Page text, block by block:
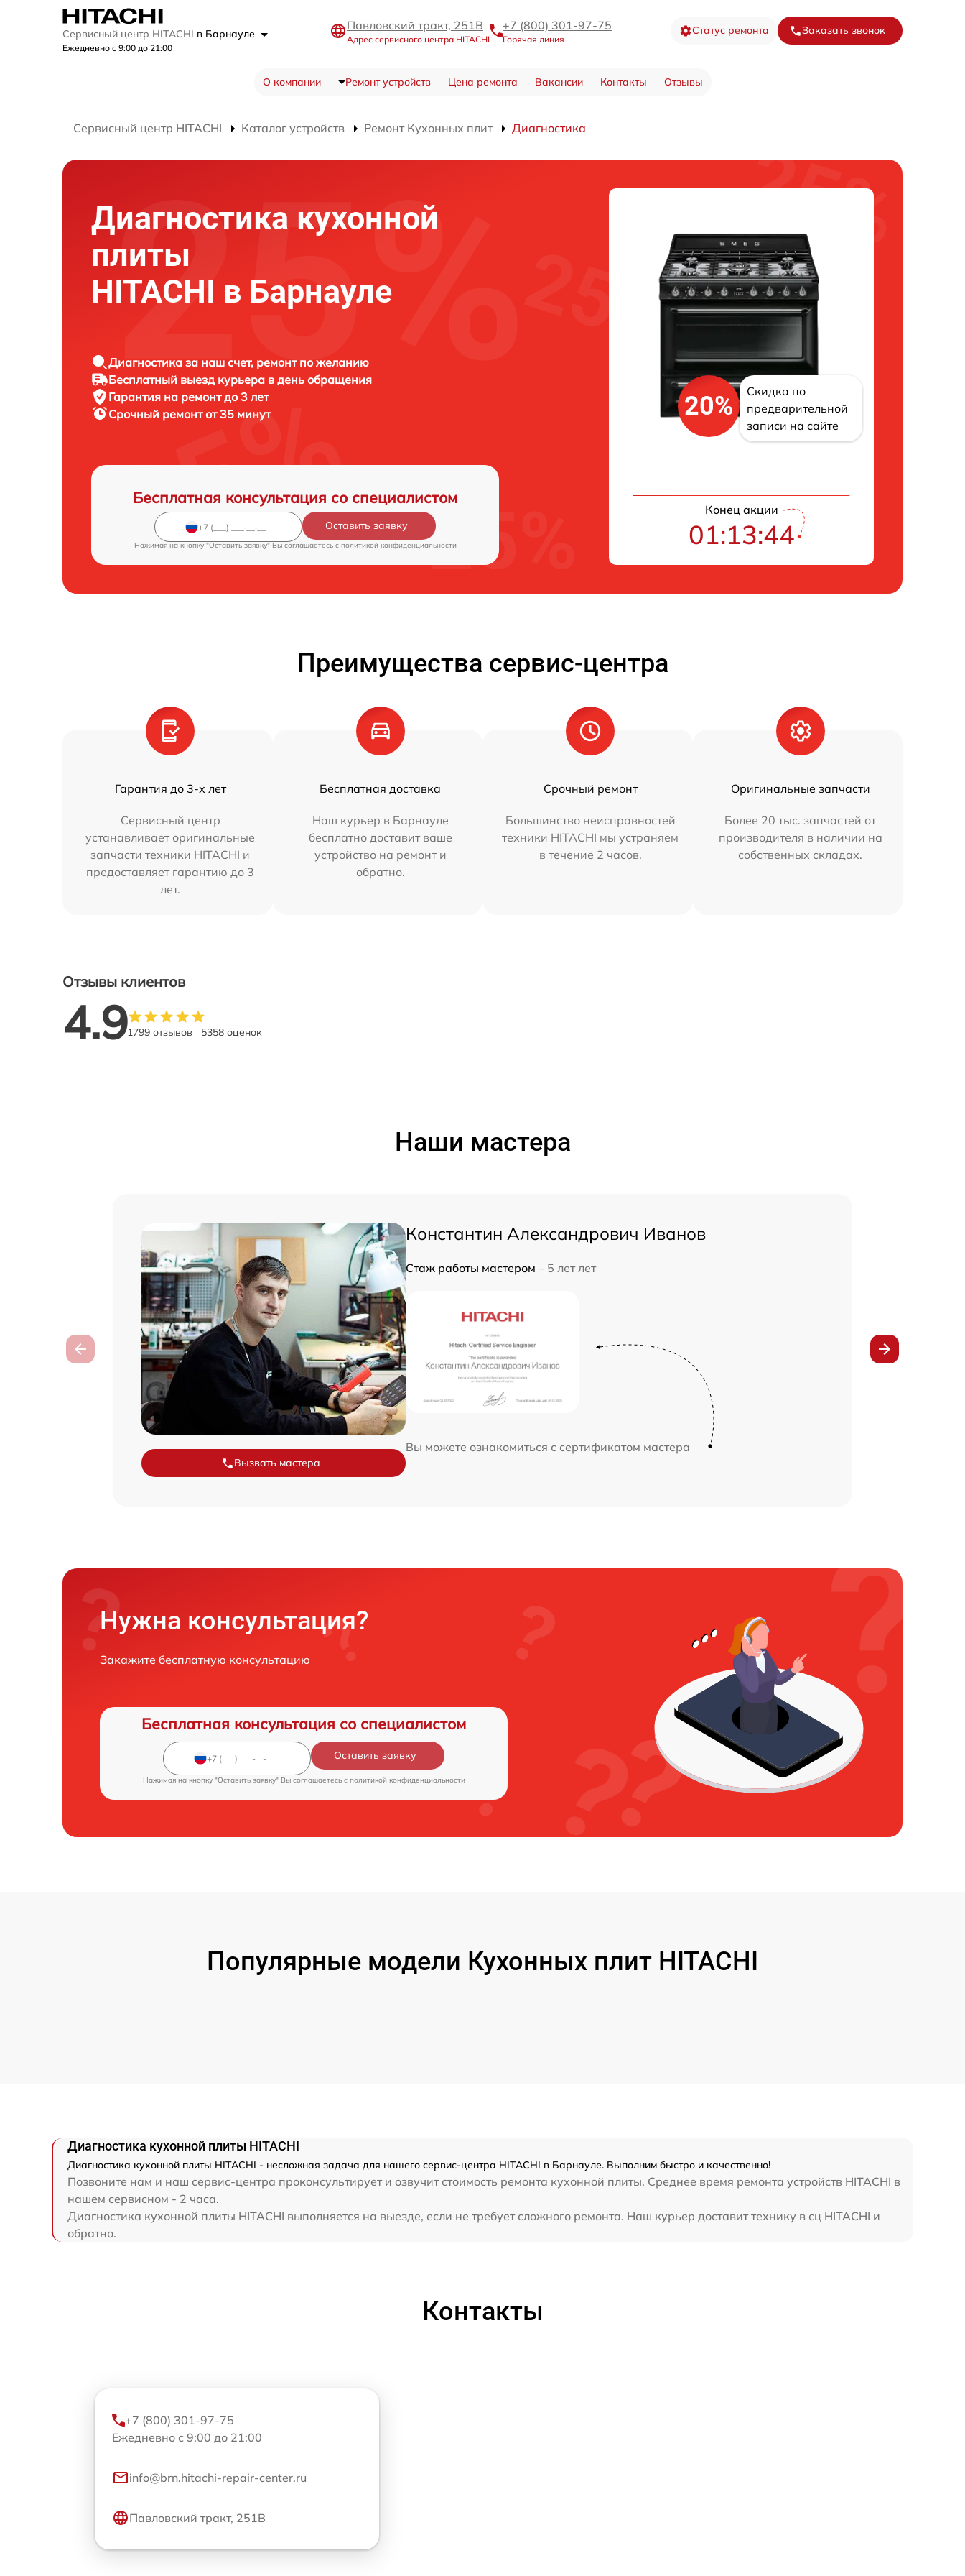
Сервисный центр HITACHI в Барнауле
Ежедневно с 9:00 до 21:00
Павловский тракт, 251В
Адрес сервисного центра HITACHI
+7 (800) 301-97-75
Горячая линия
Статус ремонта Заказать звонок
О компании Ремонт устройств Цена ремонта Вакансии Контакты Отзывы
Сервисный центр HITACHI Каталог устройств Ремонт Кухонных плит Диагностика
Диагностика кухонной
плиты
HITACHI в Барнауле
Диагностика за наш счет, ремонт по желанию
Бесплатный выезд курьера в день обращения
Гарантия на ремонт до 3 лет
Срочный ремонт от 35 минут
Бесплатная консультация со специалистом
Оставить заявку
Нажимая на кнопку "Оставить заявку" Вы соглашаетесь c политикой конфиденциальности
20%
Скидка по
предварительной
записи на сайте
Конец акции
01:13:43
Преимущества сервис-центра
Гарантия до 3-х лет
Сервисный центр
устанавливает оригинальные
запчасти техники HITACHI и
предоставляет гарантию до 3
лет.
Бесплатная доставка
Наш курьер в Барнауле
бесплатно доставит ваше
устройство на ремонт и
обратно.
Срочный ремонт
Большинство неисправностей
техники HITACHI мы устраняем
в течение 2 часов.
Оригинальные запчасти
Более 20 тыс. запчастей от
производителя в наличии на
собственных складах.
Отзывы клиентов
4.91799 отзывов 5358 оценок
Наши мастера
Вызвать мастера
Константин Александрович Иванов
Стаж работы мастером – 5 лет лет
Вы можете ознакомиться с сертификатом мастера
Нужна консультация?
Закажите бесплатную консультацию
Бесплатная консультация со специалистом
Оставить заявку
Нажимая на кнопку "Оставить заявку" Вы соглашаетесь c политикой конфиденциальности
Популярные модели Кухонных плит HITACHI
Диагностика кухонной плиты HITACHI
Диагностика кухонной плиты HITACHI - несложная задача для нашего сервис-центра HITACHI в Барнауле. Выполним быстро и качественно!
Позвоните нам и наш сервис-центра проконсультирует и озвучит стоимость ремонта кухонной плиты. Среднее время ремонта устройств HITACHI в
нашем сервисном - 2 часа.
Диагностика кухонной плиты HITACHI выполняется на выезде, если не требует сложного ремонта. Наш курьер доставит технику в сц HITACHI и
обратно.
Контакты
+7 (800) 301-97-75
Ежедневно с 9:00 до 21:00
info@brn.hitachi-repair-center.ru
Павловский тракт, 251В